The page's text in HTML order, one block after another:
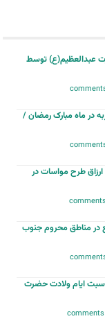
عبدالعظیم(ع) توسط
در ماه مبارک رمضان /
توزیع 500 بسته ارزاق طرح مواسات در
در مناطق محروم جنوب
ایام ولادت حضرت